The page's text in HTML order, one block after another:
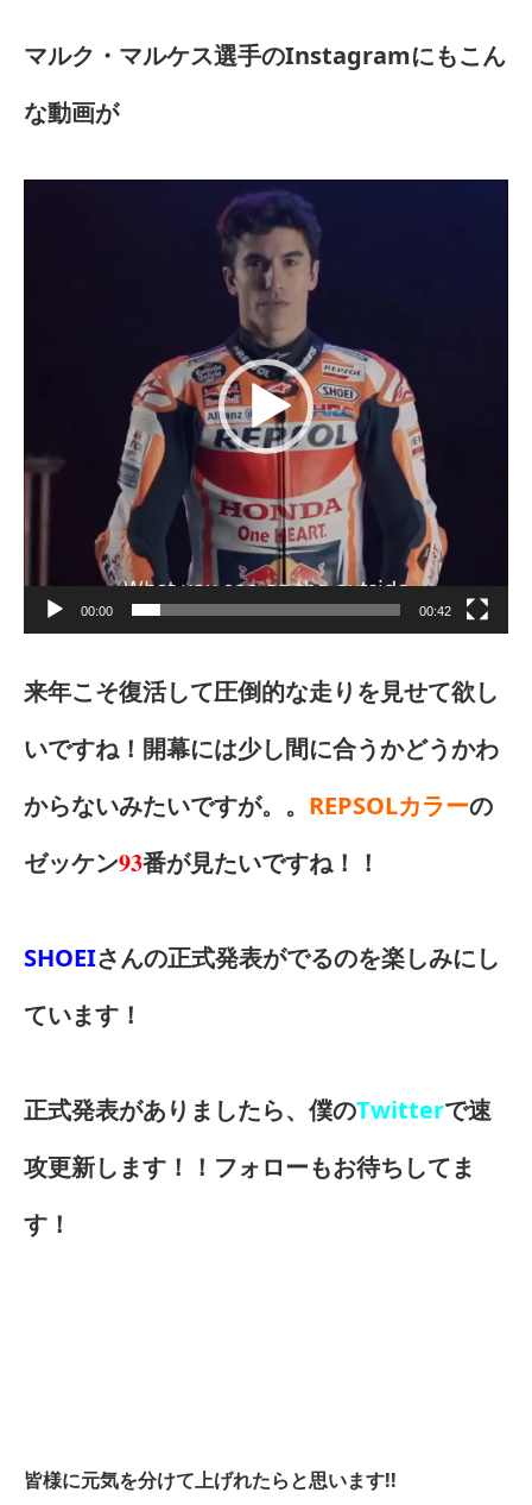
マルク・マルケス選手のInstagramにもこん
な動画が
動
00:00 00:42
来年こそ復活して圧倒的な走りを見せて欲し
いですね！開幕には少し間に合うかどうかわ
からないみたいですが。。 REPSOLカラーの
ゼッケン93番が見たいですね！！
SHOEIさんの正式発表がでるのを楽しみにし
ています！
正式発表がありましたら、僕のTwitterで速
攻更新します！！フォローもお待ちしてま
す！
皆様に元気を分けて上げれたらと思います!!